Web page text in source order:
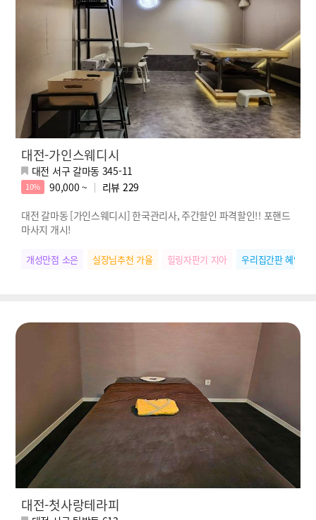
대전-가인스웨디시
대전 서구 갈마동 345-11
10% 90,000 ~ 리뷰 229
대전 갈마동 [가인스웨디시] 한국관리사, 주간할인 파격할인!! 포핸드
마사지 개시!
개성만점 소은 실장님추천 가율 힐링자판기 지아 우리집간판 혜인
대전-첫사랑테라피